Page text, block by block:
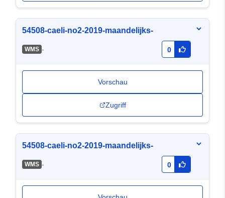
54508-caeli-no2-2019-maandelijks-
WMS - 0
Vorschau
Zugriff
54508-caeli-no2-2019-maandelijks-
WMS - 0